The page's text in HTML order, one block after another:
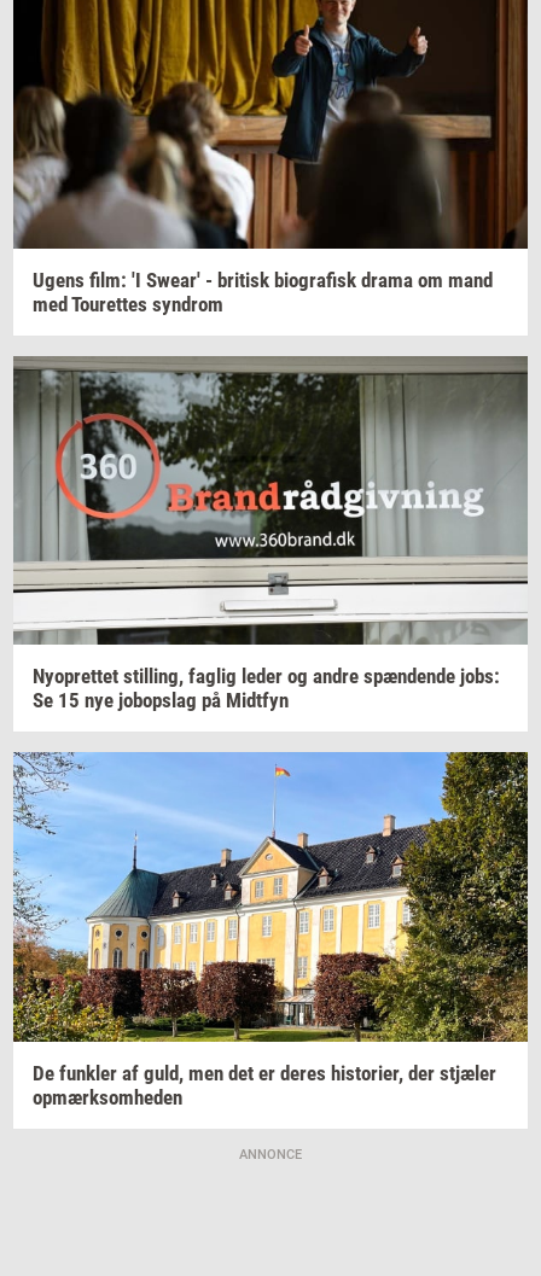
Ugens film: 'I Swear' - bri­tisk bi­o­gra­fisk drama om mand
medTou­ret­tes syn­drom
Ny­op­ret­tet stil­ling, fag­lig leder og andre spæn­den­de jobs:
Se 15 nye jo­bop­slag på Midt­fyn
De funk­ler af guld, men det er deres hi­sto­ri­er, der stjæ­ler
op­mærk­som­he­den
ANNONCE